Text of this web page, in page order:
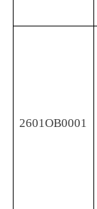
2601OB0001